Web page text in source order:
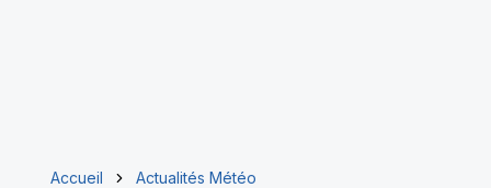
Accueil
Actualités Météo